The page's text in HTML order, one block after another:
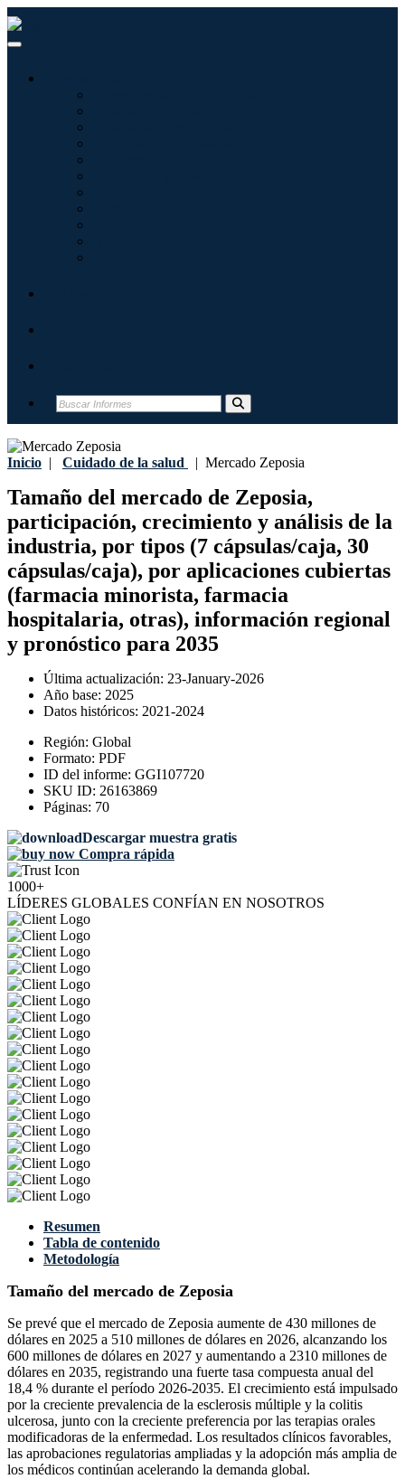
Inicio | Cuidado de la salud | Mercado Zeposia
Tamaño del mercado de Zeposia,
participación, crecimiento y análisis de la
industria, por tipos (7 cápsulas/caja, 30
cápsulas/caja), por aplicaciones cubiertas
(farmacia minorista, farmacia
hospitalaria, otras), información regional
y pronóstico para 2035
Última actualización: 23-January-2026
Año base: 2025
Datos históricos: 2021-2024
Región: Global
Formato: PDF
ID del informe: GGI107720
SKU ID: 26163869
Páginas: 70
Descargar muestra gratis
Compra rápida
1000+
LÍDERES GLOBALES CONFÍAN EN NOSOTROS
Resumen
Tabla de contenido
Metodología
Tamaño del mercado de Zeposia
Se prevé que el mercado de Zeposia aumente de 430 millones de
dólares en 2025 a 510 millones de dólares en 2026, alcanzando los
600 millones de dólares en 2027 y aumentando a 2310 millones de
dólares en 2035, registrando una fuerte tasa compuesta anual del
18,4 % durante el período 2026-2035. El crecimiento está impulsado
por la creciente prevalencia de la esclerosis múltiple y la colitis
ulcerosa, junto con la creciente preferencia por las terapias orales
modificadoras de la enfermedad. Los resultados clínicos favorables,
las aprobaciones regulatorias ampliadas y la adopción más amplia de
los médicos continúan acelerando la demanda global.